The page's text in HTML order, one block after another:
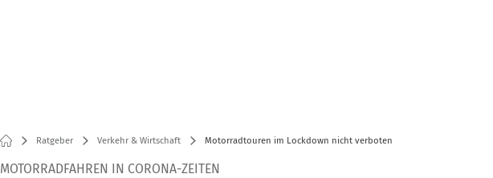
Ratgeber Verkehr & Wirtschaft Motorradtouren im Lockdown nicht verboten
MOTORRADFAHREN IN CORONA-ZEITEN